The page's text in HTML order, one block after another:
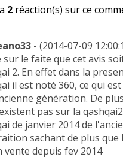
2 réaction(s) sur ce
- (2014-07-09
sur le faite que cet avis
2. En effet dans la
il est noté 360, ce qui
génération. De
pas sur la
de janvier 2014 de
sachant de plus que
vente depuis fev 2014